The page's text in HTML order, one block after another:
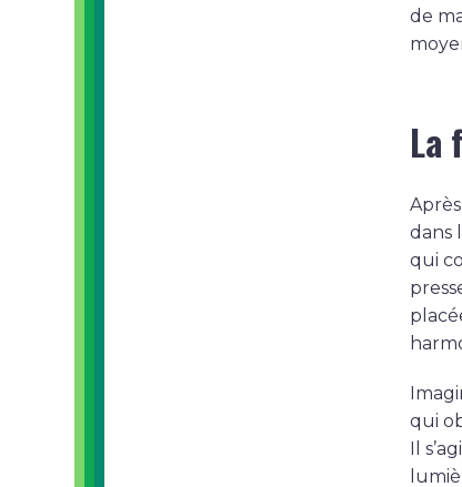
de
La
dans
qui
qui
Il